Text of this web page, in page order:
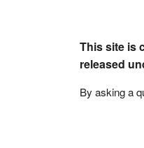
This site is
released
By asking a